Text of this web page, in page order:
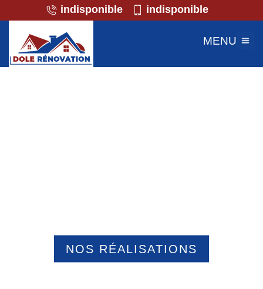
indisponible indisponible
MENU
NOS RÉALISATIONS